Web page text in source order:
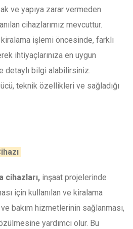
ve yapıya zarar vermeden
cihazlarımız mevcuttur.
kiralama işlemi öncesinde, farklı
ihtiyaçlarınıza en uygun
bilgi alabilirsiniz.
teknik özellikleri ve sağladığı
cihazları, inşaat projelerinde
için kullanılan ve kiralama
bakım hizmetlerinin sağlanması,
yardımcı olur. Bu